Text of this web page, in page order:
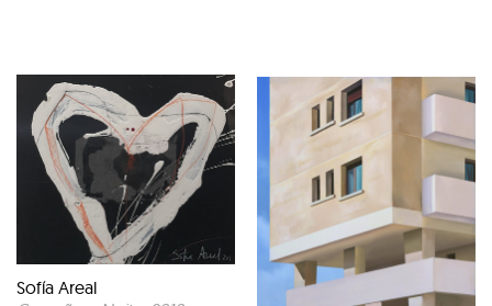
Sofía Areal